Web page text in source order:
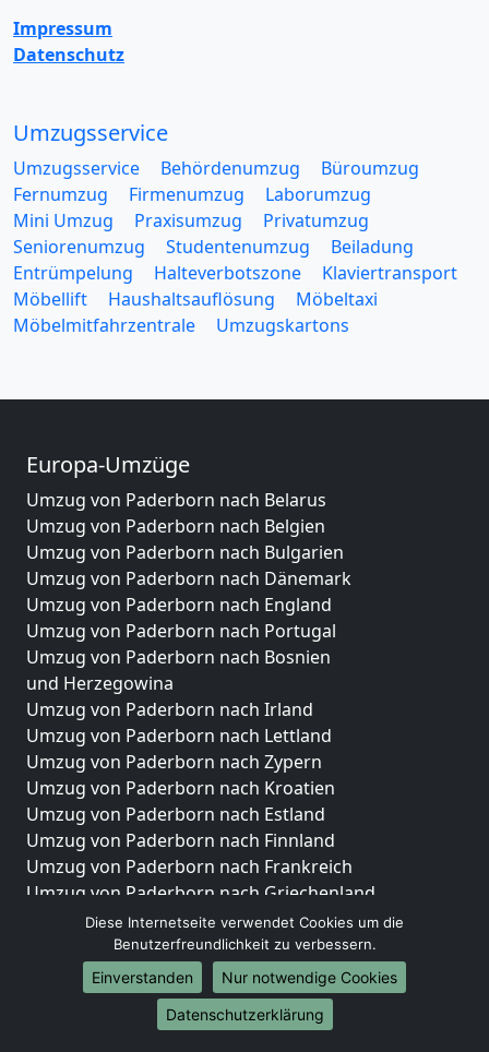
Impressum
Datenschutz
Umzugsservice
Umzugsservice Behördenumzug
Büroumzug
Fernumzug
Firmenumzug
Laborumzug
Mini Umzug
Praxisumzug
Privatumzug
Seniorenumzug
Studentenumzug
Beiladung
Entrümpelung
Halteverbotszone
Klaviertransport
Möbellift
Haushaltsauflösung
Möbeltaxi
Möbelmitfahrzentrale
Umzugskartons
Europa-Umzüge
Umzug von Paderborn nach Belarus
Umzug von Paderborn nach Belgien
Umzug von Paderborn nach Bulgarien
Umzug von Paderborn nach Dänemark
Umzug von Paderborn nach England
Umzug von Paderborn nach Portugal
Umzug von Paderborn nach Bosnien
und Herzegowina
Umzug von Paderborn nach Irland
Umzug von Paderborn nach Lettland
Umzug von Paderborn nach Zypern
Umzug von Paderborn nach Kroatien
Umzug von Paderborn nach Estland
Umzug von Paderborn nach Finnland
Umzug von Paderborn nach Frankreich
Umzug von Paderborn nach Griechenland
Umzug von Paderborn nach Italien
Umzug von Paderborn nach Liechtenstein
Umzug von Paderborn nach Luxemburg
Umzug von Paderborn nach Niederlande
Umzug von Paderborn nach Norwegen
Diese Internetseite verwendet Cookies um die
Benutzerfreundlichkeit zu verbessern.
Einverstanden
Nur notwendige Cookies
Datenschutzerklärung